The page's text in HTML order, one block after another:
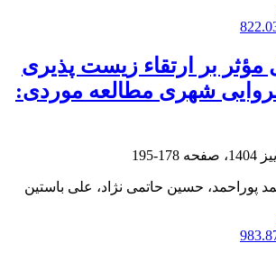
بر ارتقاء زیست پذیری
شهری مطالعه موردی:
178-195
پوراحمد، حسین حاتمی نژاد، علی باستین